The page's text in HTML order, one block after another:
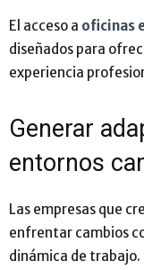
El acceso a oficinas
diseñados para
experiencia
Generar
entornos
Las empresas que
enfrentar cambios
dinámica de